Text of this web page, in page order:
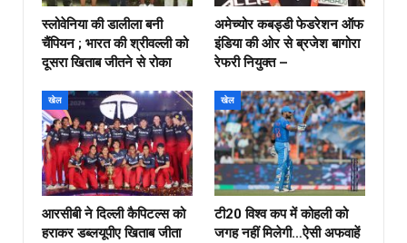
स्लोवेनिया की डालीला बनी
चैंपियन ; भारत की श्रीवल्ली को
दूसरा खिताब जीतने से रोका
अमेच्योर कबड्डी फेडरेशन ऑफ
इंडिया की ओर से ब्रजेश बागोरा
रेफरी नियुक्त –
खेल
आरसीबी ने दिल्ली कैपिटल्स को
हराकर डब्लयूपीए खिताब जीता
खेल
टी20 विश्व कप में कोहली को
जगह नहीं मिलेगी…ऐसी अफवाहें